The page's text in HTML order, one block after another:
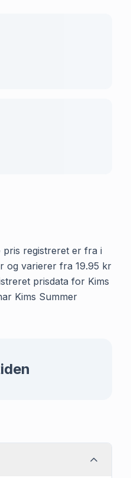
pris registreret er fra i
og varierer fra 19.95 kr
prisdata for Kims
Kims Summer